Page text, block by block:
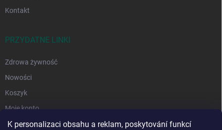
K personalizaci obsahu a reklam, poskytování funkcí
Kontakt
PRZYDATNE LINKI
Zdrowa żywność
Nowości
Koszyk
Moje konto